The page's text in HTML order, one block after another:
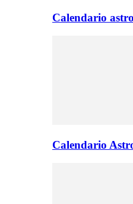
Calendario
Calendario